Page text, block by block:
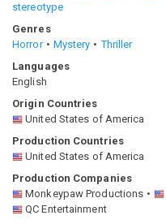
stereotype
Genres
Horror
Mystery
Thriller
Languages
English
Origin Countries
United States of America
Production Countries
United States of America
Production Companies
Monkeypaw Productions
QC Entertainment